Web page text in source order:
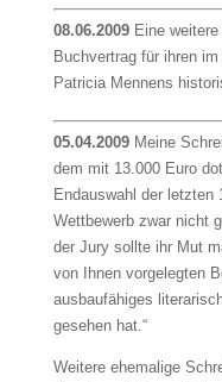
08.06.2009Eine weitere
Buchvertrag für ihren
Patricia Mennens
05.04.2009Meine
dem mit 13.000 Euro
Endauswahl der letzten
Wettbewerb zwar nicht
der Jury sollte ihr Mut
von Ihnen vorgelegten
ausbaufähiges
gesehen hat.“
Weitere ehemalige